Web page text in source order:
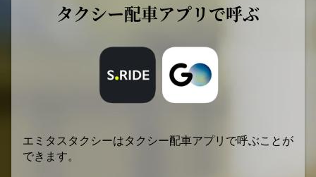
タクシー配車アプリで呼ぶ
エミタスタクシーはタクシー配車アプリで呼ぶことが
できます。